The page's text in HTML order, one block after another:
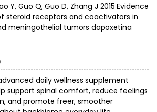
Y, Guo Q, Guo D, Zhang J 2015 Evidence
steroid receptors and coactivators in
meningothelial tumors dapoxetina
daily wellness supplement
support spinal comfort, reduce feelings
and promote freer, smoother